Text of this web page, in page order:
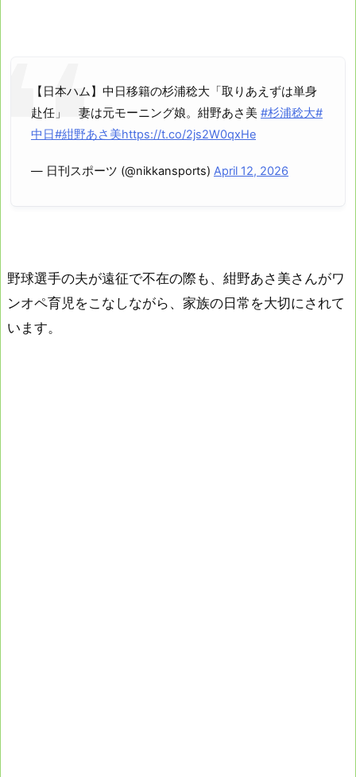
【日本ハム】中日移籍の杉浦稔大「取りあえずは単身
赴任」 妻は元モーニング娘。紺野あさ美 #杉浦稔大#
中日#紺野あさ美https://t.co/2js2W0qxHe
— 日刊スポーツ (@nikkansports) April 12, 2026
野球選手の夫が遠征で不在の際も、紺野あさ美さんがワ
ンオペ育児をこなしながら、家族の日常を大切にされて
います。